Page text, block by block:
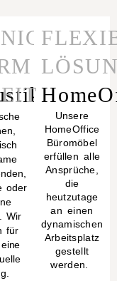
oder
Wir
für
Unsere
HomeOffice
Büromöbel
erfüllen alle
Ansprüche,
die
heutzutage
an einen
dynamischen
Arbeitsplatz
gestellt
werden.